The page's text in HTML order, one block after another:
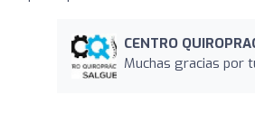
CENTRO
Muchas gracias por